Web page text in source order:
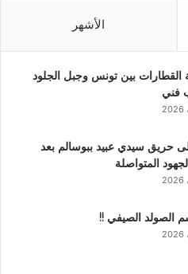
الأشهر
بين تونس وجبل الجلود
فني
حريق سيدي عبيد ببوسالم بعد
المتواصلة
الصولد الصيفي !!